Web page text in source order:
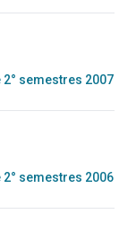
semestres 2007
semestres 2006